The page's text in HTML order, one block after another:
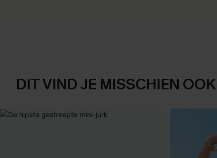
DIT VIND JE MISSCHIEN